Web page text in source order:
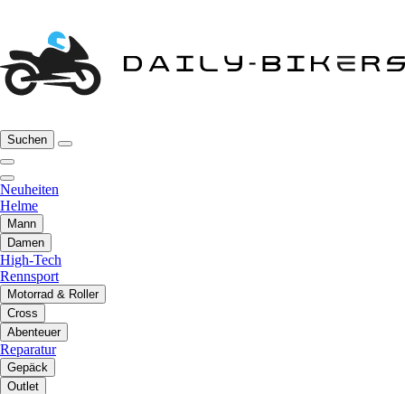
Suchen
Neuheiten
Helme
Mann
Damen
High-Tech
Rennsport
Motorrad & Roller
Cross
Abenteuer
Reparatur
Gepäck
Outlet